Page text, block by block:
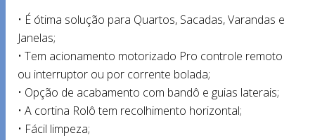
• É ótima solução para Quartos, Sacadas, Varandas e
Janelas;
• Tem acionamento motorizado Pro controle remoto
ou interruptor ou por corrente bolada;
• Opção de acabamento com bandô e guias laterais;
• A cortina Rolô tem recolhimento horizontal;
• Fácil limpeza;